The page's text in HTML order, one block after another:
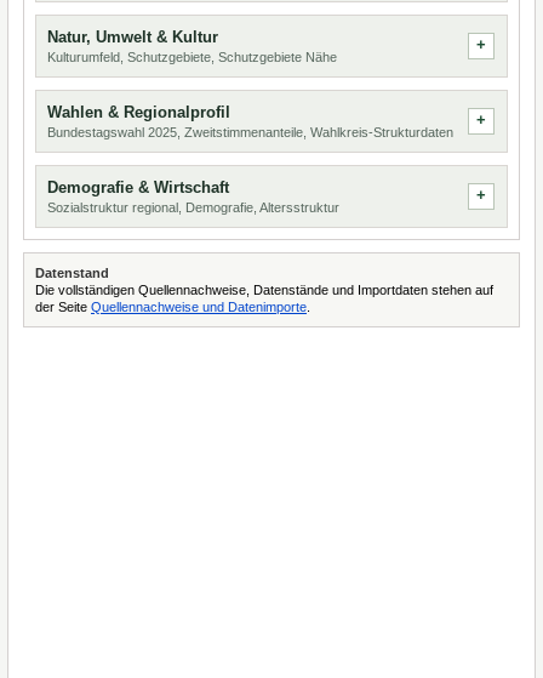
Natur, Umwelt & Kultur
Kulturumfeld, Schutzgebiete, Schutzgebiete Nähe
Wahlen & Regionalprofil
Bundestagswahl 2025, Zweitstimmenanteile, Wahlkreis-Strukturdaten
Demografie & Wirtschaft
Sozialstruktur regional, Demografie, Altersstruktur
Datenstand
Die vollständigen Quellennachweise, Datenstände und Importdaten stehen auf
der Seite Quellennachweise und Datenimporte